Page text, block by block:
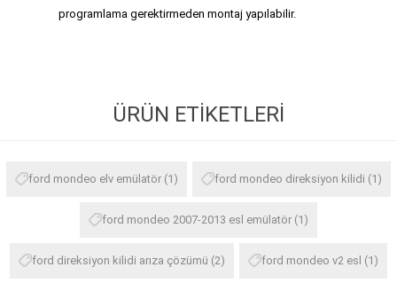
programlama gerektirmeden montaj yapılabilir.
ÜRÜN ETIKETLERI
ford mondeo elv emülatör (1) ford mondeo direksiyon kilidi (1)
ford mondeo 2007-2013 esl emülatör (1)
ford direksiyon kilidi arıza çözümü (2) ford mondeo v2 esl (1)